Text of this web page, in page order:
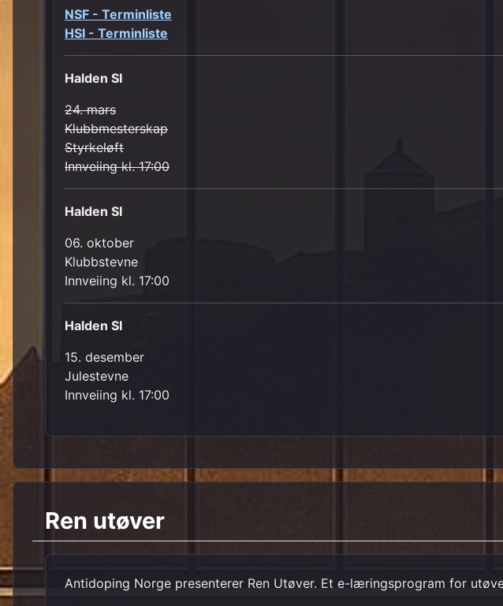
NSF - Terminliste
HSI - Terminliste
Halden SI
24. mars
Klubbmesterskap
Styrkeløft
Innveiing kl. 17:00
Halden SI
06. oktober
Klubbstevne
Innveiing kl. 17:00
Halden SI
15. desember
Julestevne
Innveiing kl. 17:00
Ren utøver
Antidoping Norge presenterer Ren Utøver. Et e-læringsprogram for